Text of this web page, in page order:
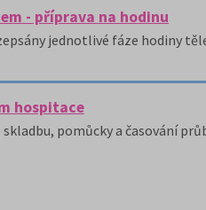
- příprava na hodinu
jednotlivé fáze hodiny
hospitace
pomůcky a časování